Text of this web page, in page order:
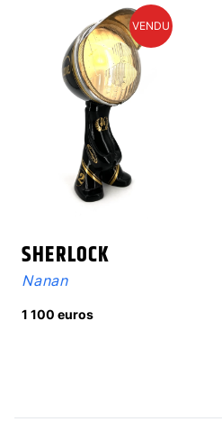
SHERLOCK
Nanan
1 100 euros
VENDU